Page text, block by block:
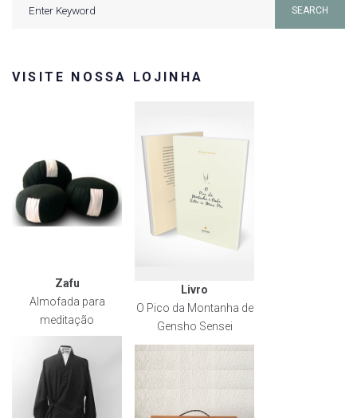
SEARCH
VISITE NOSSA LOJINHA
Zafu
Almofada para
meditação
Livro
O Pico da Montanha de
Gensho Sensei